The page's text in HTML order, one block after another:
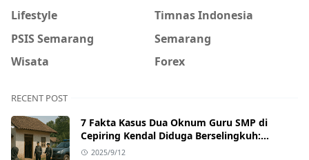
Lifestyle
Timnas Indonesia
PSIS Semarang
Semarang
Wisata
Forex
RECENT POST
7 Fakta Kasus Dua Oknum Guru SMP di
Cepiring Kendal Diduga Berselingkuh:
Kronologi, Pengakuan, hingga Sanksi
2025/9/12